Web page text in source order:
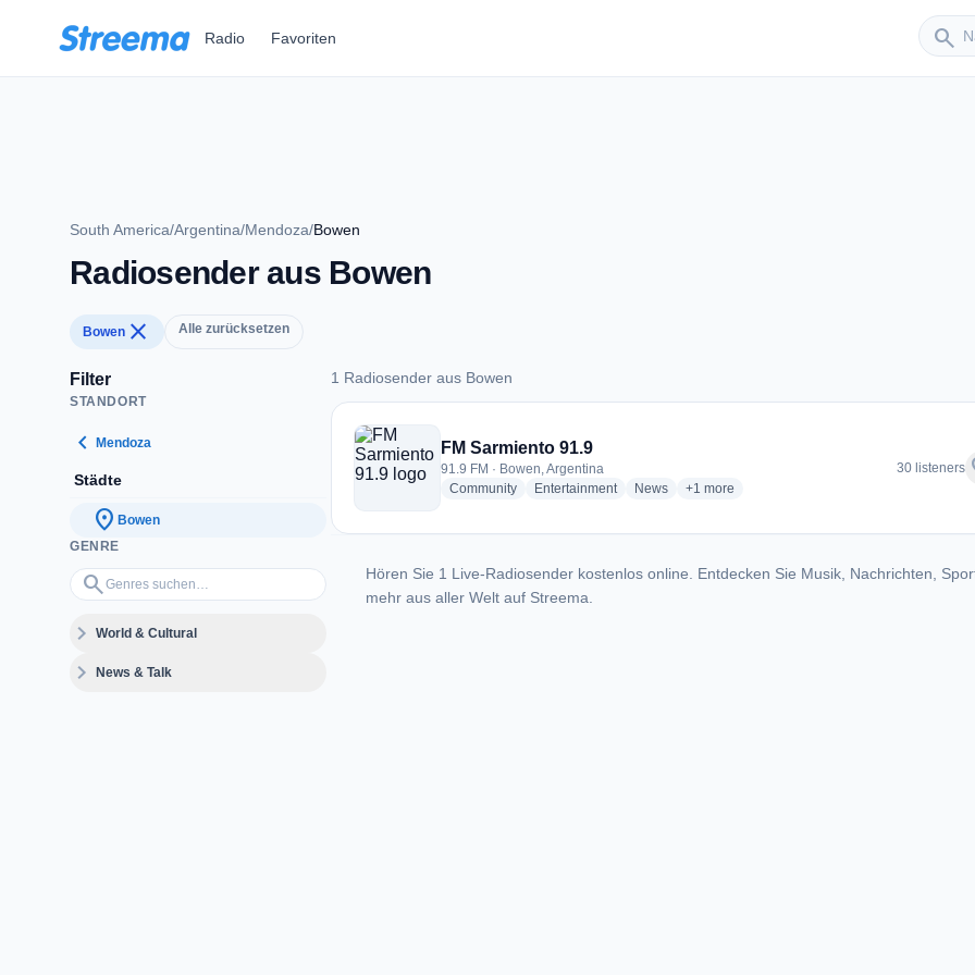
Radio Favoriten search
Sender
South America/Argentina/Mendoza/Bowen
Radiosender aus Bowen
Bowen close Alle zurücksetzen
Filter
STANDORT
chevron_left Mendoza
Städte
location_on Bowen
GENRE
search
Genres suchen…
expand_moreWorld & Cultural
expand_moreNews & Talk
1 Radiosender aus Bowen
1 Radiosender aus Bowen
FM Sarmiento 91.9
91.9 FM · Bowen, Argentina
Communityradio stations
Entertainmentradio stations
Newsradio stations
+1 more genres for FM Sarmiento 91.9
more
30 listeners
Hören Sie 1 Live-Radiosender kostenlos online. Entdecken Sie Musik, Nachrichten,
mehr aus aller Welt auf Streema.